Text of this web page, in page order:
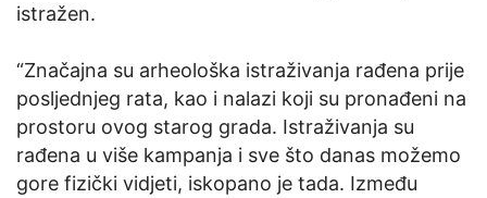
istražen.
“Značajna su arheološka istraživanja rađena prije
posljednjeg rata, kao i nalazi koji su pronađeni na
prostoru ovog starog grada. Istraživanja su
rađena u više kampanja i sve što danas možemo
gore fizički vidjeti, iskopano je tada. Između